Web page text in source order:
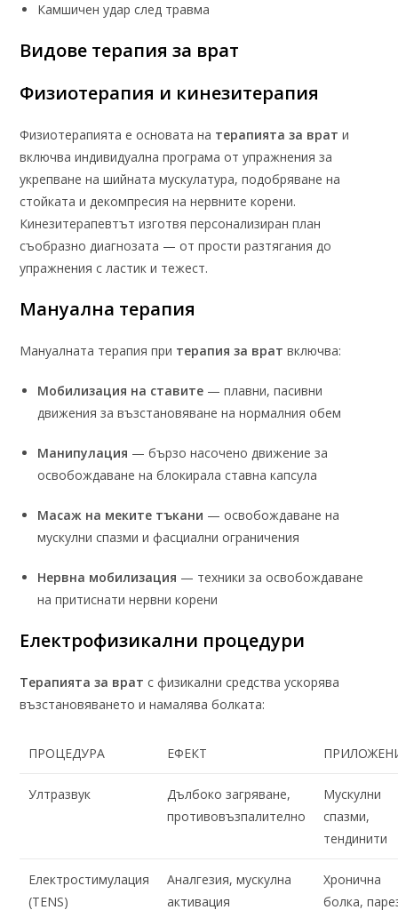
Камшичен удар след травма
Видове терапия за врат
Физиотерапия и кинезитерапия
Физиотерапията е основата на терапията за врат и
включва индивидуална програма от упражнения за
укрепване на шийната мускулатура, подобряване на
стойката и декомпресия на нервните корени.
Кинезитерапевтът изготвя персонализиран план
съобразно диагнозата — от прости разтягания до
упражнения с ластик и тежест.
Мануална терапия
Мануалната терапия при терапия за врат включва:
Мобилизация на ставите — плавни, пасивни
движения за възстановяване на нормалния обем
Манипулация — бързо насочено движение за
освобождаване на блокирала ставна капсула
Масаж на меките тъкани — освобождаване на
мускулни спазми и фасциални ограничения
Нервна мобилизация — техники за освобождаване
на притиснати нервни корени
Електрофизикални процедури
Терапията за врат с физикални средства ускорява
възстановяването и намалява болката:
ПРОЦЕДУРА ЕФЕКТ
Ултразвук
Дълбоко загряване,
противовъзпалително
Мускулни
спазми,
тендинити
Електростимулация
(TENS)
Аналгезия, мускулна
активация
Хронична
болка,